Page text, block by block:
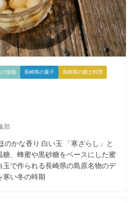
情報 長崎県の菓子 長崎県の郷土料理
部
のかな香り 白い玉 「寒ざらし」と
糖、蜂蜜や黒砂糖をベースにした蜜
玉で作られる長崎県の島原名物のデ
寒い冬の時期